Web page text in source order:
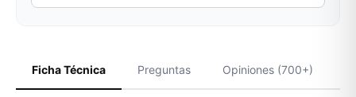
Ficha Técnica Preguntas Opiniones (700+)